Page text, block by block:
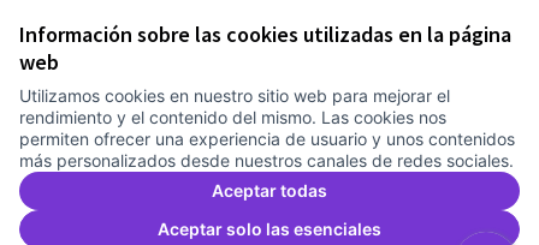
Información sobre las cookies utilizadas en la página
web
Utilizamos cookies en nuestro sitio web para mejorar el
rendimiento y el contenido del mismo. Las cookies nos
permiten ofrecer una experiencia de usuario y unos contenidos
más personalizados desde nuestros canales de redes sociales.
Aceptar todas
Aceptar solo las esenciales
Términos y condiciones de uso
Configuración de cookies
Comunitat Canòdrom en Facebook
(Link extern)
Comunitat Canòdrom en Instagram
(Link extern)
Comunitat Canòdrom en YouTube
(Link extern)
Castellano
Triar la llenguaElegir el idiomaChoose language